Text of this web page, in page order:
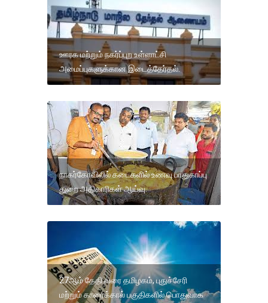
ஊரக மற்றும் நகர்ப்புற உள்ளாட்சி
அமைப்புகளுக்கான இடைத்தேர்தல்.
நாகர்கோவிலில் கடைகளில் உணவு பாதுகாப்பு
துறை அதிகாரிகள் ஆய்வு.
27ஆம் தேதி வரை தமிழகம், புதுச்சேரி
மற்றும் காரைக்கால் பகுதிகளில் பொதுவாக